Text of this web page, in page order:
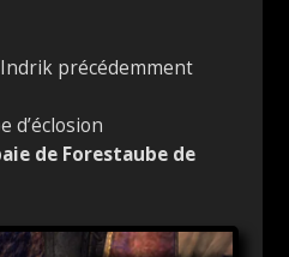
précédemment
d’éclosion
de Forestaube de